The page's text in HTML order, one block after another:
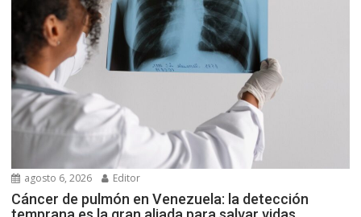
agosto 6, 2026 Editor
Cáncer de pulmón en Venezuela: la detección